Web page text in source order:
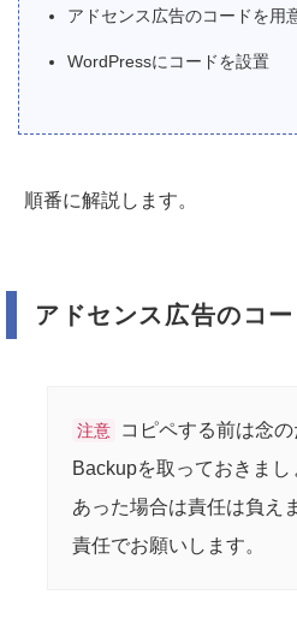
アドセンス広告のコードを用
WordPressにコードを設置
順番に解説します。
アドセンス広告のコ
注意
コピペする前は念
Backupを取っておきま
あった場合は責任は負え
責任でお願いします。